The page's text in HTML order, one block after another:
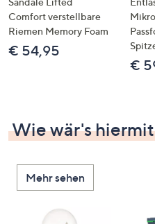
Comfort verstellbare
Riemen Memory Foam
€ 54,95
€
Wie wär's
Mehr sehen